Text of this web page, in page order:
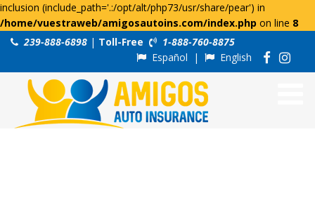
inclusion (include_path='.:/opt/alt/php73/usr/share/pear') in
/home/vuestraweb/amigosautoins.com/index.php on line 8
239-888-6898 | Toll-Free
1-888-760-8875
Español | English